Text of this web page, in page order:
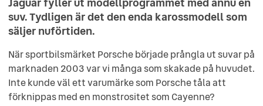
suv. Tydligen är det den enda karossmodell som
säljer nuförtiden.
När sportbilsmärket Porsche började prångla ut suvar på
marknaden 2003 var vi många som skakade på huvudet.
Inte kunde väl ett varumärke som Porsche tåla att
förknippas med en monstrositet som Cayenne?